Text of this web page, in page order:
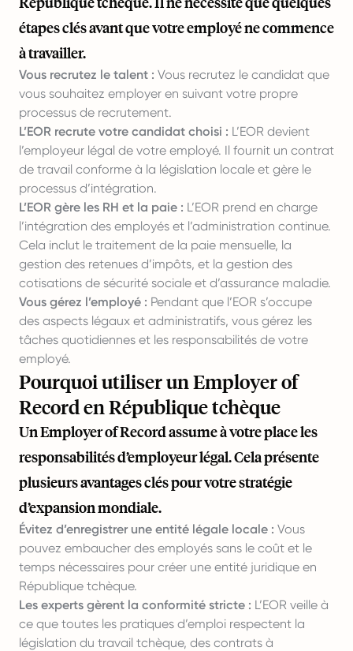
étapes clés avant que votre employé ne commence
à travailler.
Vous recrutez le talent : Vous recrutez le candidat que
vous souhaitez employer en suivant votre propre
processus de recrutement.
L’EOR recrute votre candidat choisi : L’EOR devient
l’employeur légal de votre employé. Il fournit un contrat
de travail conforme à la législation locale et gère le
processus d’intégration.
L’EOR gère les RH et la paie : L’EOR prend en charge
l’intégration des employés et l’administration continue.
Cela inclut le traitement de la paie mensuelle, la
gestion des retenues d’impôts, et la gestion des
cotisations de sécurité sociale et d’assurance maladie.
Vous gérez l’employé : Pendant que l’EOR s’occupe
des aspects légaux et administratifs, vous gérez les
tâches quotidiennes et les responsabilités de votre
employé.
Pourquoi utiliser un Employer of
Record en République tchèque
Un Employer of Record assume à votre place les
responsabilités d’employeur légal. Cela présente
plusieurs avantages clés pour votre stratégie
d’expansion mondiale.
Évitez d’enregistrer une entité légale locale : Vous
pouvez embaucher des employés sans le coût et le
temps nécessaires pour créer une entité juridique en
République tchèque.
Les experts gèrent la conformité stricte : L’EOR veille à
ce que toutes les pratiques d’emploi respectent la
législation du travail tchèque, des contrats à